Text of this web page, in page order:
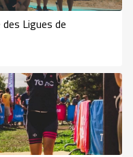
Ligues de